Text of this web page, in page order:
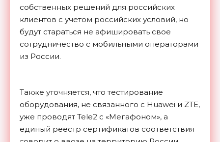
собственных решений для российских
клиентов с учетом российских условий, но
будут стараться не афишировать свое
сотрудничество с мобильными операторами
из России.
Также уточняется, что тестирование
оборудования, не связанного с Huawei и ZTE,
уже проводят Tele2 с «Мегафоном», а
единый реестр сертификатов соответствия